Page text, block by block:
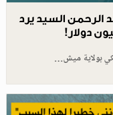
الرحمن السيد يرد
بولاية ميش…